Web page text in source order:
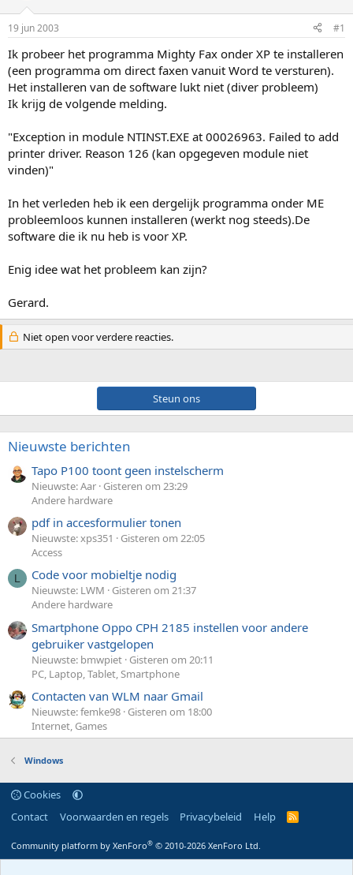
p
s
t
a
r
t
e
m
19 jun 2003 #1
Ik probeer het programma Mighty Fax onder XP te installeren
(een programma om direct faxen vanuit Word te versturen).
Het installeren van de software lukt niet (diver probleem)
Ik krijg de volgende melding.
"Exception in module NTINST.EXE at 00026963. Failed to add
printer driver. Reason 126 (kan opgegeven module niet
vinden)"
In het verleden heb ik een dergelijk programma onder ME
probleemloos kunnen installeren (werkt nog steeds).De
software die ik nu heb is voor XP.
Enig idee wat het probleem kan zijn?
Gerard.
Niet open voor verdere reacties.
Steun ons
Nieuwste berichten
Tapo P100 toont geen instelscherm
Nieuwste: Aar Gisteren om 23:29
Andere hardware
pdf in accesformulier tonen
Nieuwste: xps351
Gisteren om 22:05
Access
L Code voor mobieltje nodig
Nieuwste: LWM
Gisteren om 21:37
Andere hardware
Smartphone Oppo CPH 2185 instellen voor andere
gebruiker vastgelopen
Nieuwste: bmwpiet Gisteren om 20:11
PC, Laptop, Tablet, Smartphone
Contacten van WLM naar Gmail
Nieuwste: femke98 Gisteren om 18:00
Internet, Games
Windows
Cookies
Contact
Voorwaarden en regels Privacybeleid Help
R
Community platform by XenForo® © 2010-2026 XenForo Ltd.